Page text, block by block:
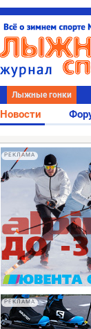
Лыжные гонки
Новости
РЕКЛАМА
РЕКЛАМА